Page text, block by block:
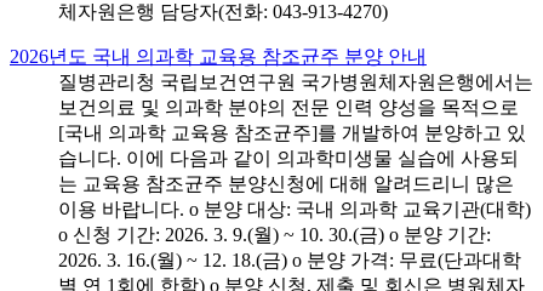
체자원은행 담당자(전화: 043-913-4270)
2026년도 국내 의과학 교육용 참조균주 분양 안내
질병관리청 국립보건연구원 국가병원체자원은행에서는
보건의료 및 의과학 분야의 전문 인력 양성을 목적으로
[국내 의과학 교육용 참조균주]를 개발하여 분양하고 있
습니다. 이에 다음과 같이 의과학미생물 실습에 사용되
는 교육용 참조균주 분양신청에 대해 알려드리니 많은
이용 바랍니다. o 분양 대상: 국내 의과학 교육기관(대학)
o 신청 기간: 2026. 3. 9.(월) ~ 10. 30.(금) o 분양 기간:
2026. 3. 16.(월) ~ 12. 18.(금) o 분양 가격: 무료(단과대학
별 연 1회에 한함) o 분양 신청, 제출 및 회신은 병원체자